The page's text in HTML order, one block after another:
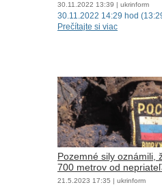
30.11.2022 13:39 | ukrinform
30.11.2022 14:29 hod
Prečítajte si viac
Pozemné sily oznámili,
700 metrov od
21.5.2023 17:35 | ukrinform